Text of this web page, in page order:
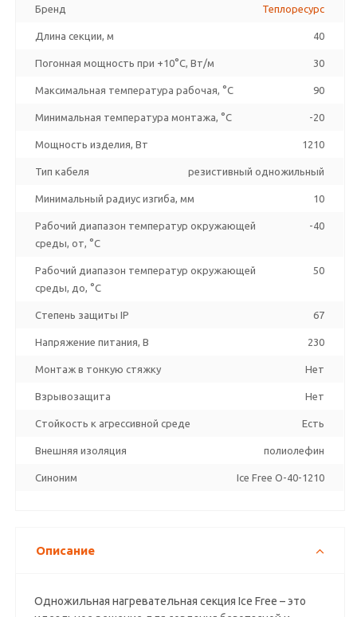
Бренд Теплоресурс
Длина секции, м 40
Погонная мощность при +10°С, Вт/м 30
Максимальная температура рабочая, °C 90
Минимальная температура монтажа, °C -20
Мощность изделия, Вт 1210
Тип кабеля резистивный одножильный
Минимальный радиус изгиба, мм 10
Рабочий диапазон температур окружающей
среды, от, °C
-40
Рабочий диапазон температур окружающей
среды, до, °C
50
Степень защиты IP 67
Напряжение питания, В 230
Монтаж в тонкую стяжку Нет
Взрывозащита Нет
Стойкость к агрессивной среде Есть
Внешняя изоляция полиолефин
Синоним Ice Free O-40-1210
Описание
Одножильная нагревательная секция Ice Free – это